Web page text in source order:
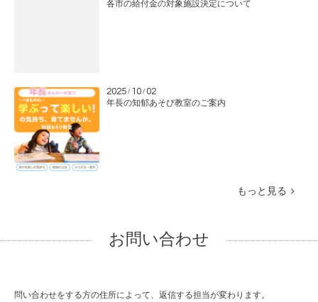
各市の給付金の対象施設決定について
2025 / 10 / 02
年長の知郁あそび教室のご案内
もっと見る
お問い合わせ
問い合わせをする方の住所によって、返信する担当が変わります。